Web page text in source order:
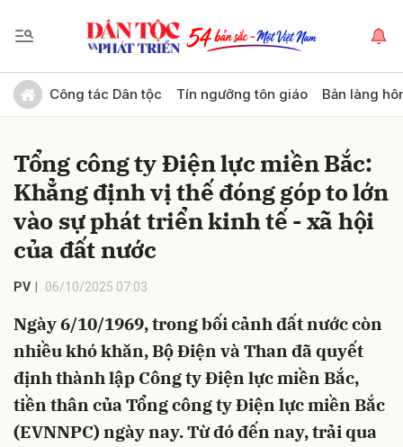
Công tác Dân tộc Tín ngưỡng tôn giáo Bản làng
Tổng công ty Điện lực miền Bắc:
Khẳng định vị thế đóng góp to lớn
vào sự phát triển kinh tế - xã hội
của đất nước
PV 06/10/2025 07:03
Ngày 6/10/1969, trong bối cảnh đất nước còn
nhiều khó khăn, Bộ Điện và Than đã quyết
định thành lập Công ty Điện lực miền Bắc,
tiền thân của Tổng công ty Điện lực miền Bắc
(EVNNPC) ngày nay. Từ đó đến nay, trải qua
Gửi bình luận